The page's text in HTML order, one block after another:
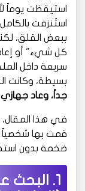
استُنزفت
ببعض القلق،
كل شيء" أو
سريعة داخل
بسيطة، وكانت
جداً، وعاد
في هذا
قمت بها شخصياً
ضخمة بدون
1. البحث